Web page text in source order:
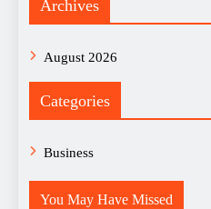
Archives
August 2026
Categories
Business
You May Have Missed